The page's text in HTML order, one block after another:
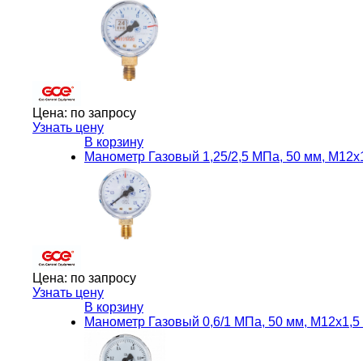
Цена: по запросу
Узнать цену
В корзину
Манометр Газовый 1,25/2,5 МПа, 50 мм,
Цена: по запросу
Узнать цену
В корзину
Манометр Газовый 0,6/1 МПа, 50 мм, М12х1,5